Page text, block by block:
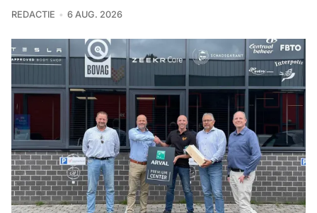
REDACTIE 6 AUG. 2026